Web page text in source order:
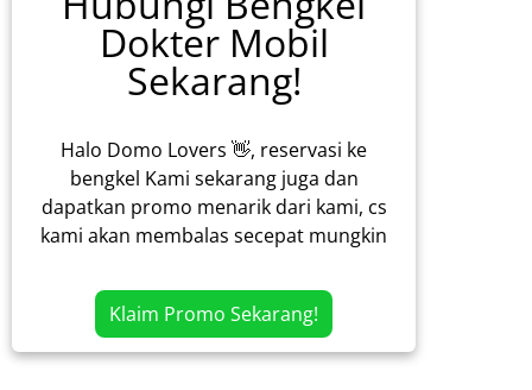
Dokter Mobil
Sekarang!
Halo Domo Lovers 👋, reservasi ke
bengkel Kami sekarang juga dan
dapatkan promo menarik dari kami, cs
kami akan membalas secepat mungkin
Klaim Promo Sekarang!